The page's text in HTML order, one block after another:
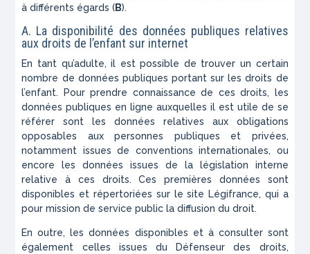
à différents égards (B).
A. La disponibilité des données publiques relatives
aux droits de l’enfant sur internet
En tant qu’adulte, il est possible de trouver un certain
nombre de données publiques portant sur les droits de
l’enfant. Pour prendre connaissance de ces droits, les
données publiques en ligne auxquelles il est utile de se
référer sont les données relatives aux obligations
opposables aux personnes publiques et privées,
notamment issues de conventions internationales, ou
encore les données issues de la législation interne
relative à ces droits. Ces premières données sont
disponibles et répertoriées sur le site Légifrance, qui a
pour mission de service public la diffusion du droit.
En outre, les données disponibles et à consulter sont
également celles issues du Défenseur des droits,